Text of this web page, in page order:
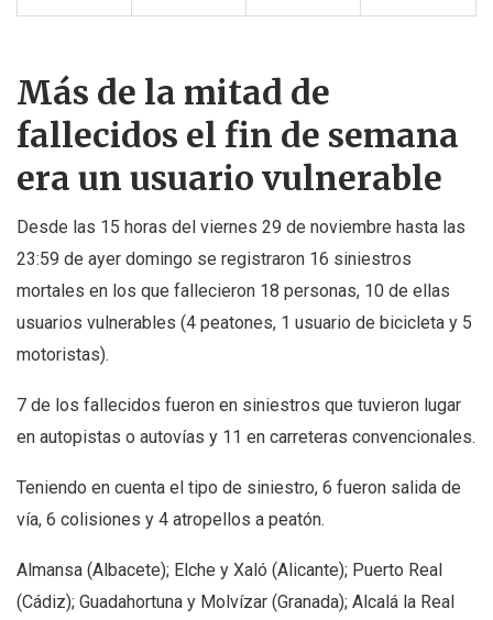
Más de la mitad de
fallecidos el fin de semana
era un usuario vulnerable
Desde las 15 horas del viernes 29 de noviembre hasta las
23:59 de ayer domingo se registraron 16 siniestros
mortales en los que fallecieron 18 personas, 10 de ellas
usuarios vulnerables (4 peatones, 1 usuario de bicicleta y 5
motoristas).
7 de los fallecidos fueron en siniestros que tuvieron lugar
en autopistas o autovías y 11 en carreteras convencionales.
Teniendo en cuenta el tipo de siniestro, 6 fueron salida de
vía, 6 colisiones y 4 atropellos a peatón.
Almansa (Albacete); Elche y Xaló (Alicante); Puerto Real
(Cádiz); Guadahortuna y Molvízar (Granada); Alcalá la Real